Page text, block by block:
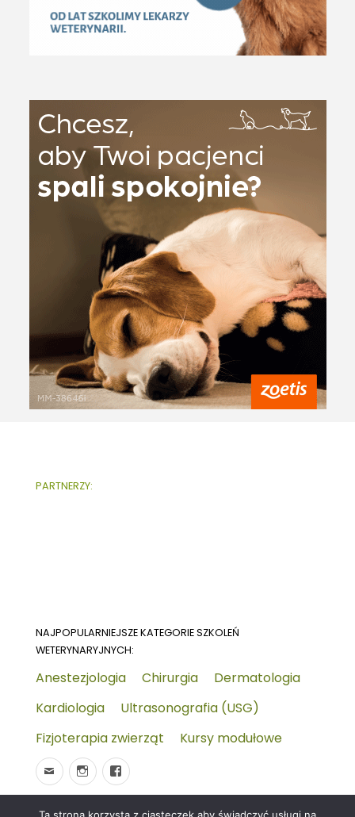
PARTNERZY:
NAJPOPULARNIEJSZE KATEGORIE SZKOLEŃ
WETERYNARYJNYCH:
Anestezjologia Chirurgia
Dermatologia
Kardiologia
Ultrasonografia (USG)
Fizjoterapia zwierząt
Kursy modułowe